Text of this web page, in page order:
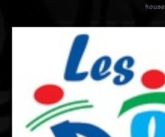
house